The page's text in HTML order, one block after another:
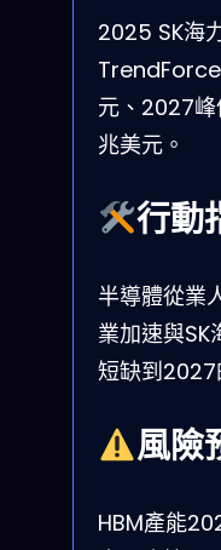
2025 SK海
元、2027
兆美元。
行動
半導體從業
業加速與SK
短缺到2027
風險
HBM產能